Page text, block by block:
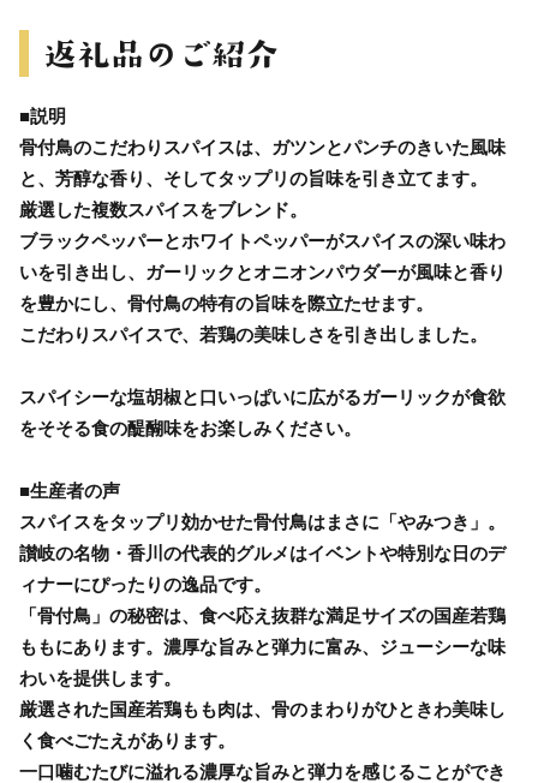
■説明
骨付鳥のこだわりスパイスは、ガツンとパンチのきいた風味
と、芳醇な香り、そしてタップリの旨味を引き立てます。
厳選した複数スパイスをブレンド。
ブラックペッパーとホワイトペッパーがスパイスの深い味わ
いを引き出し、ガーリックとオニオンパウダーが風味と香り
を豊かにし、骨付鳥の特有の旨味を際立たせます。
こだわりスパイスで、若鶏の美味しさを引き出しました。
スパイシーな塩胡椒と口いっぱいに広がるガーリックが食欲
をそそる食の醍醐味をお楽しみください。
■生産者の声
スパイスをタップリ効かせた骨付鳥はまさに「やみつき」。
讃岐の名物・香川の代表的グルメはイベントや特別な日のデ
ィナーにぴったりの逸品です。
「骨付鳥」の秘密は、食べ応え抜群な満足サイズの国産若鶏
ももにあります。濃厚な旨みと弾力に富み、ジューシーな味
わいを提供します。
厳選された国産若鶏もも肉は、骨のまわりがひときわ美味し
く食べごたえがあります。
一口噛むたびに溢れる濃厚な旨みと弾力を感じることができ